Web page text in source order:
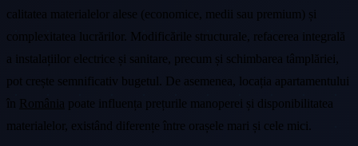
calitatea materialelor alese (economice, medii sau premium) și
complexitatea lucrărilor. Modificările structurale, refacerea integrală
a instalațiilor electrice și sanitare, precum și schimbarea tâmplăriei,
pot crește semnificativ bugetul. De asemenea, locația apartamentului
în România poate influența prețurile manoperei și disponibilitatea
materialelor, existând diferențe între orașele mari și cele mici.